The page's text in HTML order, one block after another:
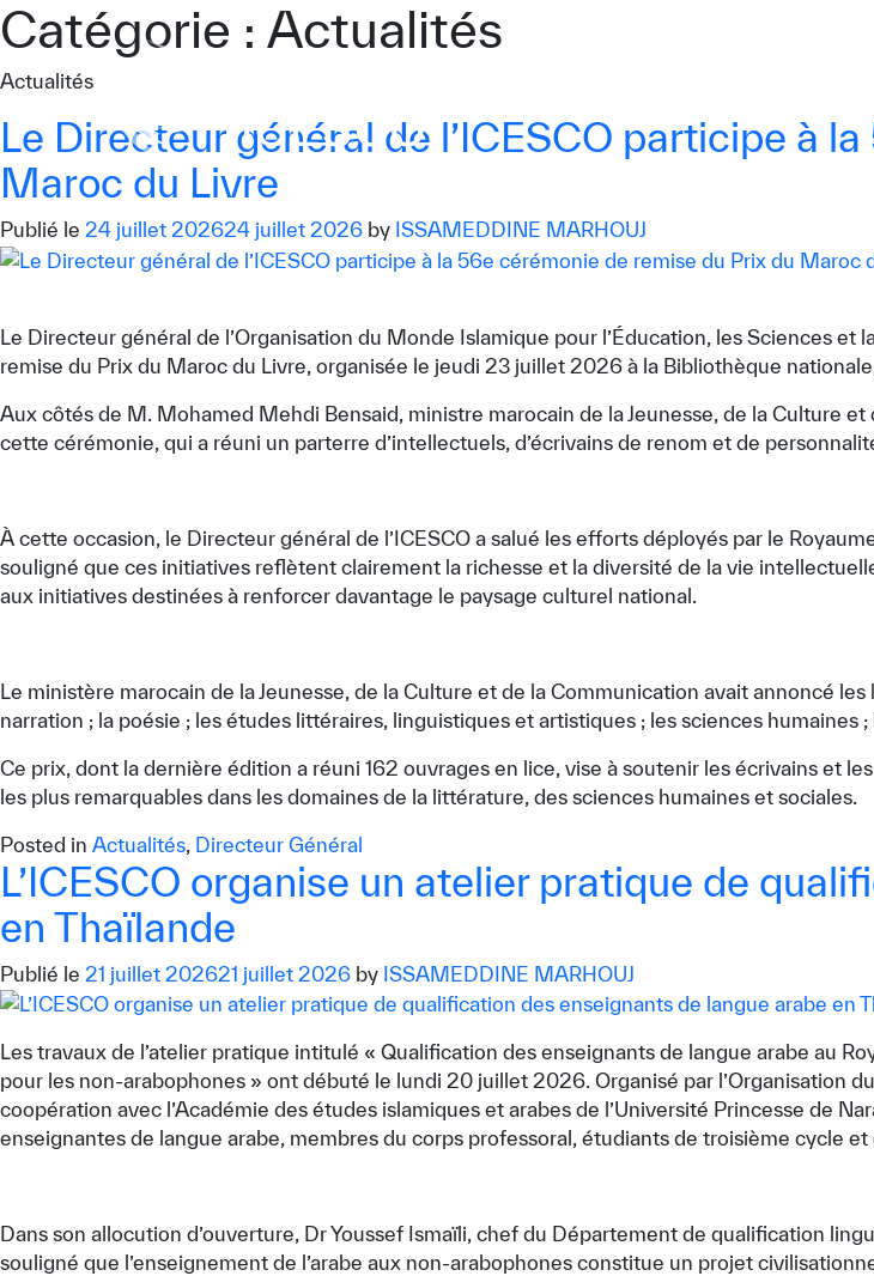
Qui sommes-nous ?
Notre impact
Centre des Médias
Contact
Catégorie : Actualités
Actualités
Le Directeur général de l’ICESCO participe à
Maroc du Livre
Publié le 24 juillet 202624 juillet 2026 by ISSAMEDDINE MARHOUJ
Le Directeur général de l’Organisation du Monde Islamique pour l’Éducation, les Sciences
remise du Prix du Maroc du Livre, organisée le jeudi 23 juillet 2026 à la Bibliothèque
Aux côtés de M. Mohamed Mehdi Bensaid, ministre marocain de la Jeunesse, de la Culture
cette cérémonie, qui a réuni un parterre d’intellectuels, d’écrivains de renom et de
À cette occasion, le Directeur général de l’ICESCO a salué les efforts déployés par le
souligné que ces initiatives reflètent clairement la richesse et la diversité de la vie
aux initiatives destinées à renforcer davantage le paysage culturel national.
Le ministère marocain de la Jeunesse, de la Culture et de la Communication avait annoncé
narration ; la poésie ; les études littéraires, linguistiques et artistiques ; les sciences humaines
Ce prix, dont la dernière édition a réuni 162 ouvrages en lice, vise à soutenir les écrivains et
les plus remarquables dans les domaines de la littérature, des sciences humaines et sociales.
Posted in Actualités Directeur Général
L’ICESCO organise un atelier pratique de
en Thaïlande
Publié le 21 juillet 202621 juillet 2026 by ISSAMEDDINE MARHOUJ
Les travaux de l’atelier pratique intitulé « Qualification des enseignants de langue arabe au
pour les non-arabophones » ont débuté le lundi 20 juillet 2026. Organisé par l’Organisation
coopération avec l’Académie des études islamiques et arabes de l’Université Princesse de
enseignantes de langue arabe, membres du corps professoral, étudiants de troisième cycle
Dans son allocution d’ouverture, Dr Youssef Ismaïli, chef du Département de qualification
souligné que l’enseignement de l’arabe aux non-arabophones constitue un projet